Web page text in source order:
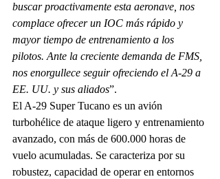
buscar proactivamente esta aeronave, nos
complace ofrecer un IOC más rápido y
mayor tiempo de entrenamiento a los
pilotos. Ante la creciente demanda de FMS,
nos enorgullece seguir ofreciendo el A-29 a
EE. UU. y sus aliados”.
El A-29 Super Tucano es un avión
turbohélice de ataque ligero y entrenamiento
avanzado, con más de 600.000 horas de
vuelo acumuladas. Se caracteriza por su
robustez, capacidad de operar en entornos